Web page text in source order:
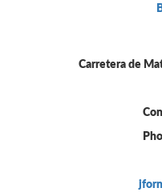
Carretera de